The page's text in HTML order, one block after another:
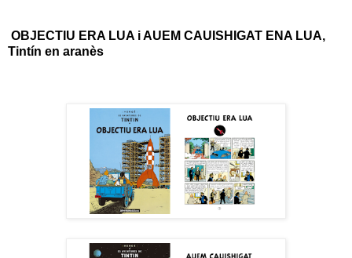
OBJECTIU ERA LUA i AUEM CAUISHIGAT ENA LUA,
Tintín en aranès